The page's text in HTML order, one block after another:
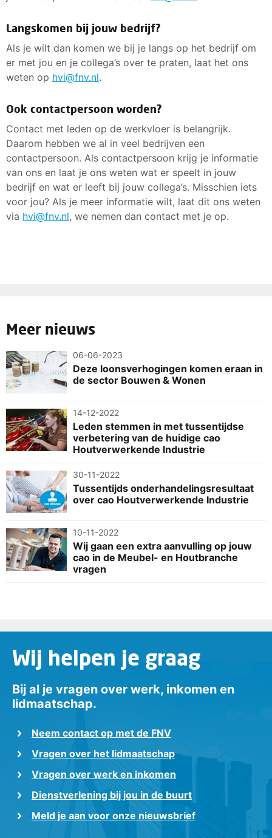
Langskomen bij jouw bedrijf?
Als je wilt dan komen we bij je langs op het bedrijf om
er met jou en je collega’s over te praten, laat het ons
weten op hvi@fnv.nl.
Ook contactpersoon worden?
Contact met leden op de werkvloer is belangrijk.
Daarom hebben we al in veel bedrijven een
contactpersoon. Als contactpersoon krijg je informatie
van ons en laat je ons weten wat er speelt in jouw
bedrijf en wat er leeft bij jouw collega’s. Misschien iets
voor jou? Als je meer informatie wilt, laat dit ons weten
via hvi@fnv.nl, we nemen dan contact met je op.
Meer nieuws
06-06-2023
Deze loonsverhogingen komen eraan in
de sector Bouwen & Wonen
14-12-2022
Leden stemmen in met tussentijdse
verbetering van de huidige cao
Houtverwerkende Industrie
30-11-2022
Tussentijds onderhandelingsresultaat
over cao Houtverwerkende Industrie
10-11-2022
Wij gaan een extra aanvulling op jouw
cao in de Meubel- en Houtbranche
vragen
Wij helpen je graag
Bij al je vragen over werk, inkomen en
lidmaatschap.
Neem contact op met de FNV
Vragen over het lidmaatschap
Vragen over werk en inkomen
Dienstverlening bij jou in de buurt
Meld je aan voor onze nieuwsbrief